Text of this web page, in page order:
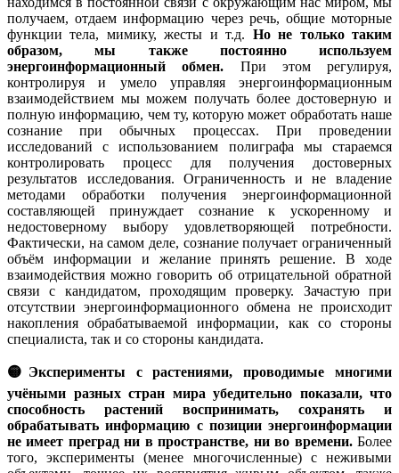
получаем, отдаем информацию через речь, общие моторные
функции тела, мимику, жесты и т.д. Но не только таким
образом, мы также постоянно используем
энергоинформационный обмен. При этом регулируя,
контролируя и умело управляя энергоинформационным
взаимодействием мы можем получать более достоверную и
полную информацию, чем ту, которую может обработать наше
сознание при обычных процессах. При проведении
исследований с использованием полиграфа мы стараемся
контролировать процесс для получения достоверных
результатов исследования. Ограниченность и не владение
методами обработки получения энергоинформационной
составляющей принуждает сознание к ускоренному и
недостоверному выбору удовлетворяющей потребности.
Фактически, на самом деле, сознание получает ограниченный
объём информации и желание принять решение. В ходе
взаимодействия можно говорить об отрицательной обратной
связи с кандидатом, проходящим проверку. Зачастую при
отсутствии энергоинформационного обмена не происходит
накопления обрабатываемой информации, как со стороны
специалиста, так и со стороны кандидата.
🟡Эксперименты с растениями, проводимые многими
учёными разных стран мира убедительно показали, что
способность растений воспринимать, сохранять и
обрабатывать информацию с позиции энергоинформации
не имеет преград ни в пространстве, ни во времени.Более
того, эксперименты (менее многочисленные) с неживыми